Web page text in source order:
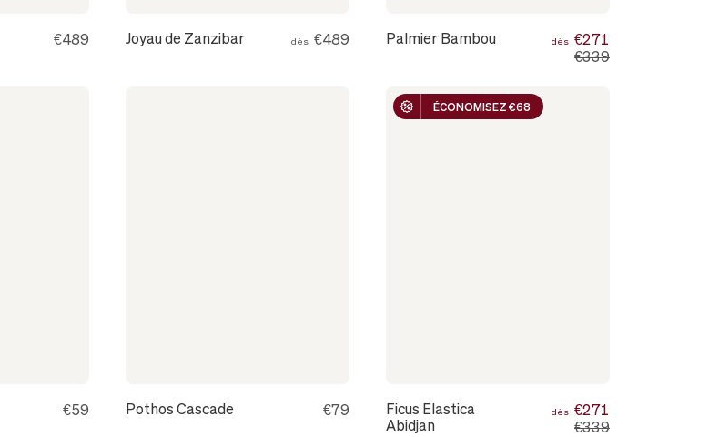
€489 Joyau de Zanzibar dès €489 Palmier Bambou dès €271
€339
€59 Pothos Cascade €79
ÉCONOMISEZ €68
Ficus Elastica
Abidjan
dès €271
€339